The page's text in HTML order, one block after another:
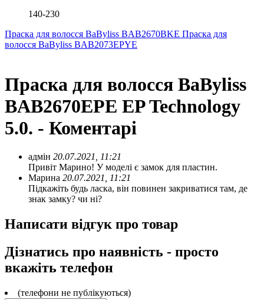
140-230
Праска для волосся BaByliss BAB2670BKE Праска для
волосся BaByliss BAB2073EPYE
Праска для волосся BaByliss
BAB2670EPE EP Technology
5.0. - Коментарі
адмін 20.07.2021, 11:21
Привіт Марино! У моделі є замок для пластин.
Марина 20.07.2021, 11:21
Підкажіть будь ласка, він повинен закриватися там, де
знак замку? чи ні?
Написати відгук про товар
Дізнатись про наявність - просто
вкажіть телефон
(телефони не публікуються)